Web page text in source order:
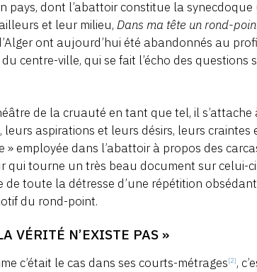
pays, dont l’abattoir constitue la
et leur milieu,Dans ma tête un rond-
ont aujourd’hui été abandonnés au
centre-ville, qui se fait l’écho des questions
de la cruauté en tant que tel, il
leurs aspirations et leurs désirs, leurs craintes
employée dans l’abattoir à propos des
qui tourne un très beau document sur celui-ci
toute la détresse d’une répétition
du rond-point.
VÉRITÉ N’EXISTE PAS »
c’était le cas dans ses courts-métrages[2],